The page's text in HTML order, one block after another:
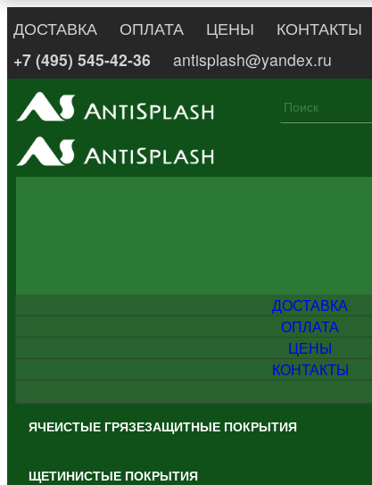
ДОСТАВКА ОПЛАТА ЦЕНЫ КОНТАКТЫ
+7 (495) 545-42-36
antisplash@yandex.ru
ДОСТАВКА
ОПЛАТА
ЦЕНЫ
КОНТАКТЫ
ЯЧЕИСТЫЕ ГРЯЗЕЗАЩИТНЫЕ ПОКРЫТИЯ
ЩЕТИНИСТЫЕ ПОКРЫТИЯ